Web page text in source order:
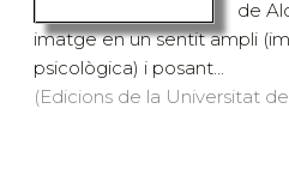
de
imatge en un sentit ampli
psicològica) i posant...
(Edicions de la Universitat de